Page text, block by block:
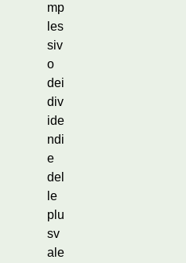
mp
les
siv
o
dei
div
ide
ndi
e
del
le
plu
sv
ale